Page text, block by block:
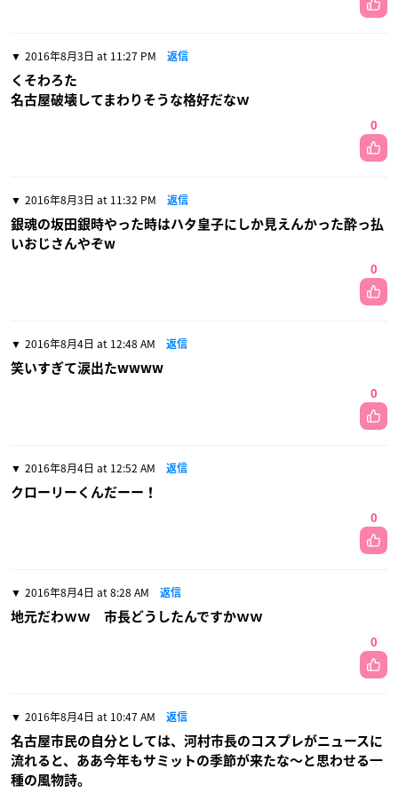
2016年8月3日 at 11:27 PM 返信
くそわろた
名古屋破壊してまわりそうな格好だなｗ
0
2016年8月3日 at 11:32 PM 返信
銀魂の坂田銀時やった時はハタ皇子にしか見えんかった酔っ払
いおじさんやぞw
0
2016年8月4日 at 12:48 AM 返信
笑いすぎて涙出たwwww
0
2016年8月4日 at 12:52 AM 返信
クローリーくんだーー！
0
2016年8月4日 at 8:28 AM 返信
地元だわｗｗ 市長どうしたんですかｗｗ
0
2016年8月4日 at 10:47 AM 返信
名古屋市民の自分としては、河村市長のコスプレがニュースに
流れると、ああ今年もサミットの季節が来たな〜と思わせる一
種の風物詩。